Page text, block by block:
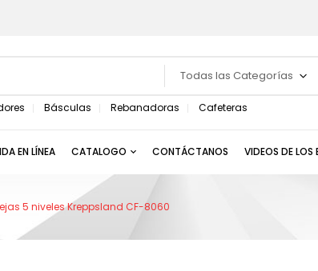
Todas las Categorías
Básculas Rebanadoras Cafeteras
EN LÍNEA CATALOGO CONTÁCTANOS VIDEOS DE LOS
5 niveles Kreppsland CF-8060